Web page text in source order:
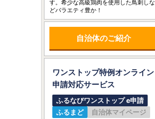
す。希少な高級鶏肉を使用した鳥刺しな
どバラエティ豊か！
自治体のご紹介
ワンストップ特例オンライン
申請対応サービス
ふるなびワンストップ e申請
ふるまど
自治体マイページ